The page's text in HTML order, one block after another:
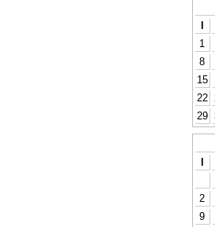
l
1
8
15
22
29
l
2
9